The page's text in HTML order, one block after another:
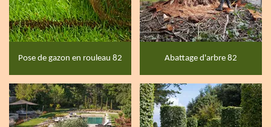
Pose de gazon en rouleau 82 Abattage d'arbre 82